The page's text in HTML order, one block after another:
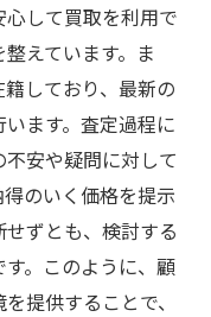
して買取を利用で
えています。ま
しており、最新の
ます。査定過程に
安や疑問に対して
のいく価格を提示
ずとも、検討する
。このように、顧
提供することで、